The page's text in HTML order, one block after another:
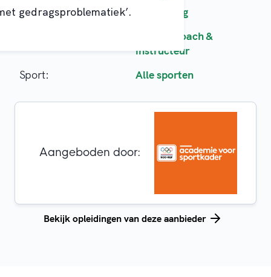
gedragsproblematiek’.
Opleidingsoort:
Bijscholing
Trainer-coach &
instructeur
Sport:
Alle sporten
Aangeboden door:
Bekijk opleidingen van deze aanbieder